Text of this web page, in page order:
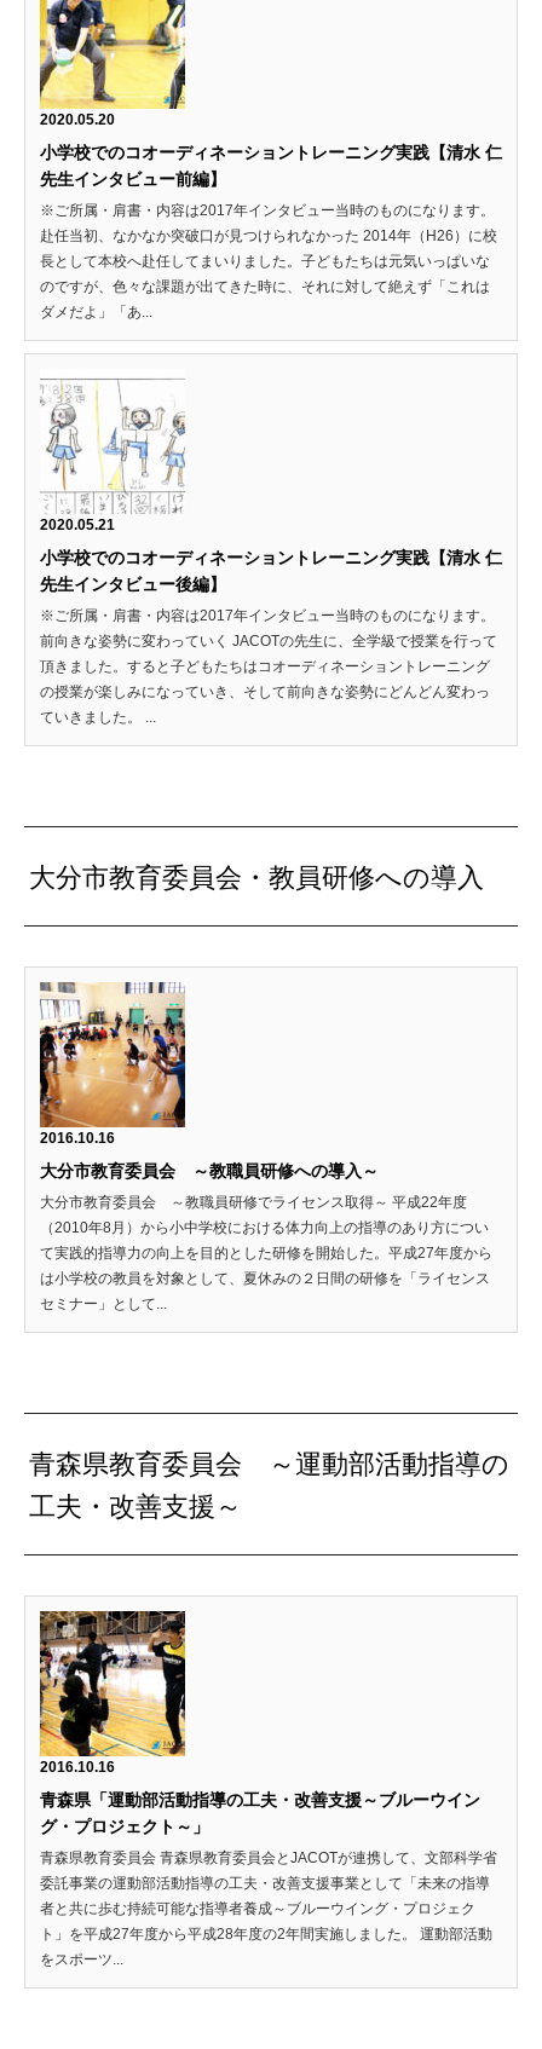
2020.05.20
小学校でのコオーディネーショントレーニング実践【清水 仁
先生インタビュー前編】
※ご所属・肩書・内容は2017年インタビュー当時のものになります。
赴任当初、なかなか突破口が見つけられなかった 2014年（H26）に校
長として本校へ赴任してまいりました。子どもたちは元気いっぱいな
のですが、色々な課題が出てきた時に、それに対して絶えず「これは
ダメだよ」「あ...
2020.05.21
小学校でのコオーディネーショントレーニング実践【清水 仁
先生インタビュー後編】
※ご所属・肩書・内容は2017年インタビュー当時のものになります。
前向きな姿勢に変わっていく JACOTの先生に、全学級で授業を行って
頂きました。すると子どもたちはコオーディネーショントレーニング
の授業が楽しみになっていき、そして前向きな姿勢にどんどん変わっ
ていきました。 ...
大分市教育委員会・教員研修への導入
2016.10.16
大分市教育委員会 ～教職員研修への導入～
大分市教育委員会 ～教職員研修でライセンス取得～ 平成22年度
（2010年8月）から小中学校における体力向上の指導のあり方につい
て実践的指導力の向上を目的とした研修を開始した。平成27年度から
は小学校の教員を対象として、夏休みの２日間の研修を「ライセンス
セミナー」として...
青森県教育委員会 ～運動部活動指導の
工夫・改善支援～
2016.10.16
青森県「運動部活動指導の工夫・改善支援～ブルーウイン
グ・プロジェクト～」
青森県教育委員会 青森県教育委員会とJACOTが連携して、文部科学省
委託事業の運動部活動指導の工夫・改善支援事業として「未来の指導
者と共に歩む持続可能な指導者養成～ブルーウイング・プロジェク
ト」を平成27年度から平成28年度の2年間実施しました。 運動部活動
をスポーツ...